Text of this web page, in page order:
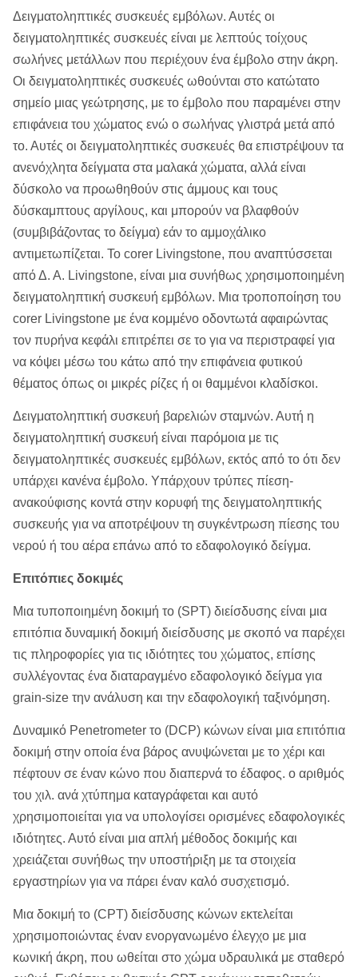
Δειγματοληπτικές συσκευές εμβόλων. Αυτές οι
δειγματοληπτικές συσκευές είναι με λεπτούς τοίχους
σωλήνες μετάλλων που περιέχουν ένα έμβολο στην άκρη.
Οι δειγματοληπτικές συσκευές ωθούνται στο κατώτατο
σημείο μιας γεώτρησης, με το έμβολο που παραμένει στην
επιφάνεια του χώματος ενώ ο σωλήνας γλιστρά μετά από
το. Αυτές οι δειγματοληπτικές συσκευές θα επιστρέψουν τα
ανενόχλητα δείγματα στα μαλακά χώματα, αλλά είναι
δύσκολο να προωθηθούν στις άμμους και τους
δύσκαμπτους αργίλους, και μπορούν να βλαφθούν
(συμβιβάζοντας το δείγμα) εάν το αμμοχάλικο
αντιμετωπίζεται. Το corer Livingstone, που αναπτύσσεται
από Δ. Α. Livingstone, είναι μια συνήθως χρησιμοποιημένη
δειγματοληπτική συσκευή εμβόλων. Μια τροποποίηση του
corer Livingstone με ένα κομμένο οδοντωτά αφαιρώντας
τον πυρήνα κεφάλι επιτρέπει σε το για να περιστραφεί για
να κόψει μέσω του κάτω από την επιφάνεια φυτικού
θέματος όπως οι μικρές ρίζες ή οι θαμμένοι κλαδίσκοι.
Δειγματοληπτική συσκευή βαρελιών σταμνών. Αυτή η
δειγματοληπτική συσκευή είναι παρόμοια με τις
δειγματοληπτικές συσκευές εμβόλων, εκτός από το ότι δεν
υπάρχει κανένα έμβολο. Υπάρχουν τρύπες πίεση-
ανακούφισης κοντά στην κορυφή της δειγματοληπτικής
συσκευής για να αποτρέψουν τη συγκέντρωση πίεσης του
νερού ή του αέρα επάνω από το εδαφολογικό δείγμα.
Επιτόπιες δοκιμές
Μια τυποποιημένη δοκιμή το (SPT) διείσδυσης είναι μια
επιτόπια δυναμική δοκιμή διείσδυσης με σκοπό να παρέχει
τις πληροφορίες για τις ιδιότητες του χώματος, επίσης
συλλέγοντας ένα διαταραγμένο εδαφολογικό δείγμα για
grain-size την ανάλυση και την εδαφολογική ταξινόμηση.
Δυναμικό Penetrometer το (DCP) κώνων είναι μια επιτόπια
δοκιμή στην οποία ένα βάρος ανυψώνεται με το χέρι και
πέφτουν σε έναν κώνο που διαπερνά το έδαφος. ο αριθμός
του χιλ. ανά χτύπημα καταγράφεται και αυτό
χρησιμοποιείται για να υπολογίσει ορισμένες εδαφολογικές
ιδιότητες. Αυτό είναι μια απλή μέθοδος δοκιμής και
χρειάζεται συνήθως την υποστήριξη με τα στοιχεία
εργαστηρίων για να πάρει έναν καλό συσχετισμό.
Μια δοκιμή το (CPT) διείσδυσης κώνων εκτελείται
χρησιμοποιώντας έναν ενοργανωμένο έλεγχο με μια
κωνική άκρη, που ωθείται στο χώμα υδραυλικά με σταθερό